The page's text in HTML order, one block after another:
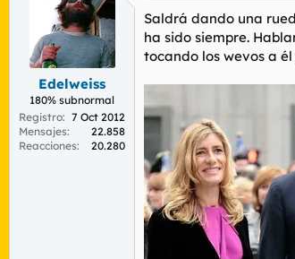
i
o
e
Edelweiss
180% subnormal
Registro
7 Oct 2012
Mensajes
22.858
Reacciones
20.280
Saldrá dando una
ha sido siempre.
tocando los wevos a